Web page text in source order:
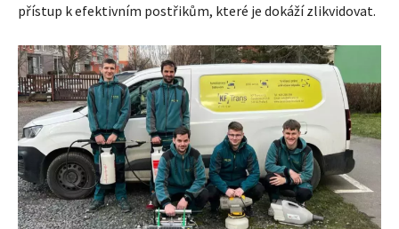
přístup k efektivním postřikům, které je dokáží zlikvidovat.